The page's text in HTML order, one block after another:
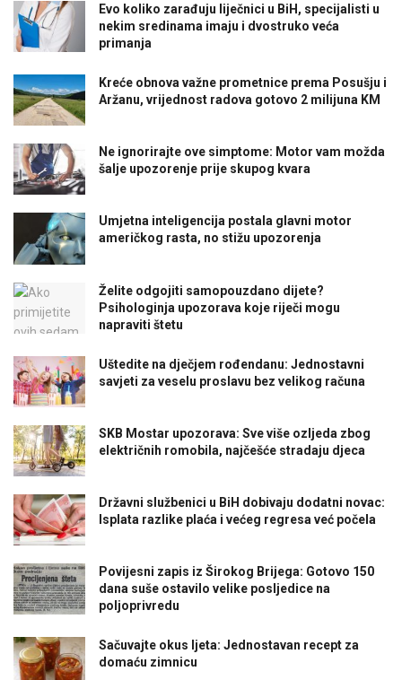
Evo koliko zarađuju liječnici u BiH, specijalisti u
nekim sredinama imaju i dvostruko veća
primanja
Kreće obnova važne prometnice prema Posušju i
Aržanu, vrijednost radova gotovo 2 milijuna KM
Ne ignorirajte ove simptome: Motor vam možda
šalje upozorenje prije skupog kvara
Umjetna inteligencija postala glavni motor
američkog rasta, no stižu upozorenja
Želite odgojiti samopouzdano dijete?
Psihologinja upozorava koje riječi mogu
napraviti štetu
Uštedite na dječjem rođendanu: Jednostavni
savjeti za veselu proslavu bez velikog računa
SKB Mostar upozorava: Sve više ozljeda zbog
električnih romobila, najčešće stradaju djeca
Državni službenici u BiH dobivaju dodatni novac:
Isplata razlike plaća i većeg regresa već počela
Povijesni zapis iz Širokog Brijega: Gotovo 150
dana suše ostavilo velike posljedice na
poljoprivredu
Sačuvajte okus ljeta: Jednostavan recept za
domaću zimnicu